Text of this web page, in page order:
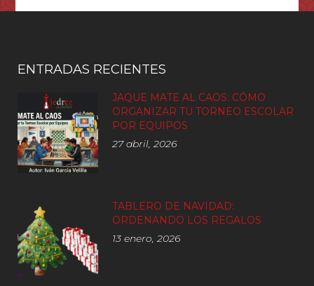
ENTRADAS RECIENTES
JAQUE MATE AL CAOS: CÓMO
ORGANIZAR TU TORNEO ESCOLAR
POR EQUIPOS
27 abril, 2026
TABLERO DE NAVIDAD:
ORDENANDO LOS REGALOS
13 enero, 2026